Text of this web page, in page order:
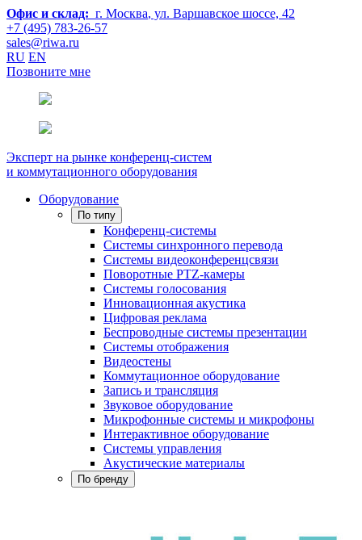
Офис и склад: г. Москва, ул. Варшавское шоссе, 42
+7 (495) 783-26-57
sales@riwa.ru
RU EN
Позвоните мне
Эксперт на рынке конференц-систем
и коммутационного оборудования
Оборудование
По типу
Конференц-системы
Системы синхронного перевода
Системы видеоконференцсвязи
Поворотные PTZ-камеры
Системы голосования
Инновационная акустика
Цифровая реклама
Беспроводные системы презентации
Системы отображения
Видеостены
Коммутационное оборудование
Запись и трансляция
Звуковое оборудование
Микрофонные системы и микрофоны
Интерактивное оборудование
Системы управления
Акустические материалы
По бренду